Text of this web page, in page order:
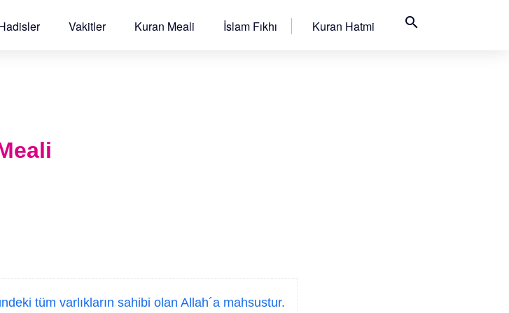
Vakitler Kuran Meali İslam Fıkhı Kuran Hatmi search
tüm varlıkların sahibi olan Allah´a mahsustur.